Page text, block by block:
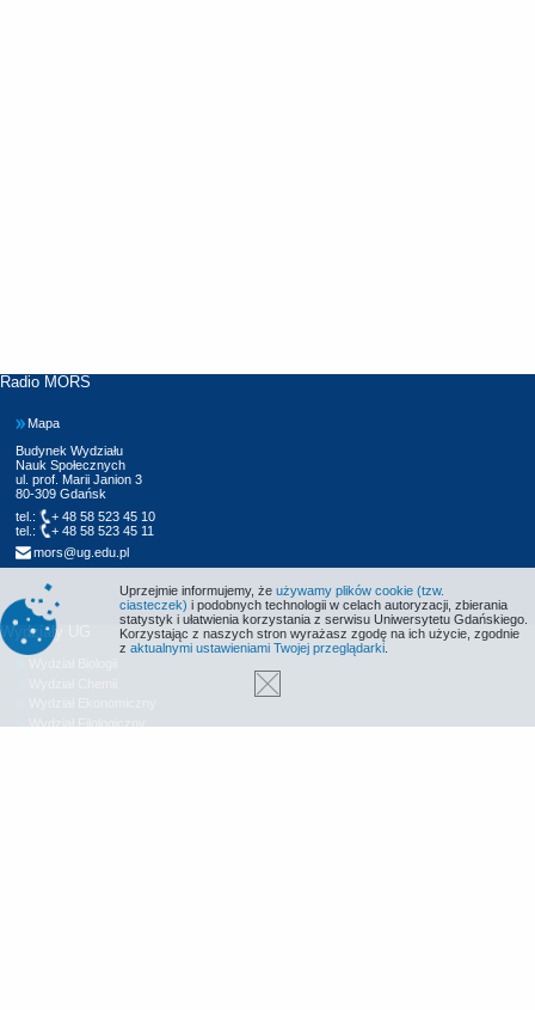
Radio MORS
Mapa
Budynek Wydziału
Nauk Społecznych
ul. prof. Marii Janion 3
80-309 Gdańsk
tel.:
+ 48 58 523 45 10
tel.:
+ 48 58 523 45 11
mors@ug.edu.pl
Wydziały UG
Uprzejmie informujemy, że używamy plików cookie (tzw.
ciasteczek) i podobnych technologii w celach autoryzacji, zbierania
statystyk i ułatwienia korzystania z serwisu Uniwersytetu Gdańskiego.
Korzystając z naszych stron wyrażasz zgodę na ich użycie, zgodnie
z aktualnymi ustawieniami Twojej przeglądarki